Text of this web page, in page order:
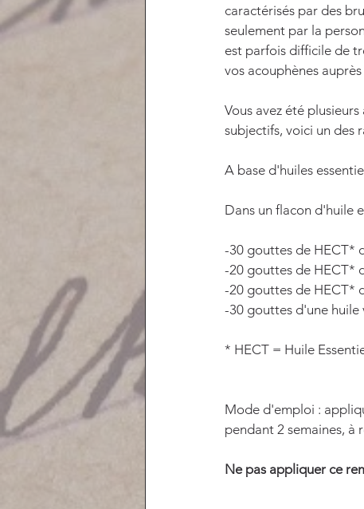
caractérisés par des
seulement par la
est parfois difficile de
vos acouphènes
Vous avez été
subjectifs, voici un des
A base d'huiles
Dans un flacon d'huile
-30 gouttes de HECT*
-20 gouttes de HECT*
-20 gouttes de HECT*
-30 gouttes d'une
* HECT = Huile
Mode d'emploi :
pendant 2 semaines, à
Ne pas appliquer ce